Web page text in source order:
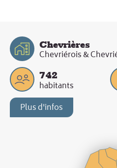
Chevrières
Chevriérois &
742
habitants
Plus d'infos